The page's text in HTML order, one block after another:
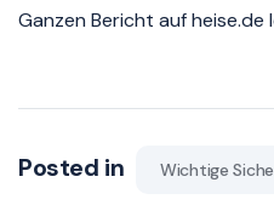
Ganzen Bericht auf heise.de
Posted in Wichtige